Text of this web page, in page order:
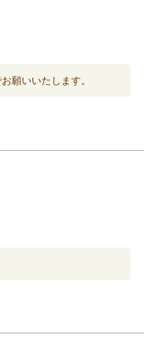
願いいたします。